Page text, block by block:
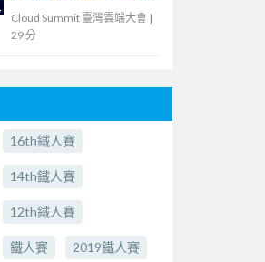
與 AI 助力敏捷開發
Cloud Summit 臺灣雲端大會 |
29 分
16th鐵人賽
14th鐵人賽
12th鐵人賽
鐵人賽 2019鐵人賽